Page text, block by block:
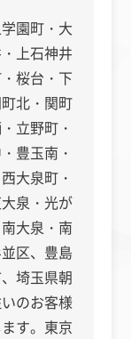
園町・大
上石神井
桜台・下
北・関町
立野町・
豊玉南・
大泉町・
泉・光が
大泉・南
区、豊島
埼玉県朝
のお客様
す。東京